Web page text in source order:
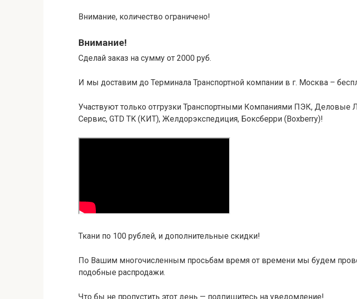
Внимание, количество ограничено!
Внимание!
Сделай заказ на сумму от 2000 руб.
И мы доставим до Терминала Транспортной компании в г. Москва –
Участвуют только отгрузки Транспортными Компаниями ПЭК, Деловые
Сервис, GTD TK (КИТ), Желдорэкспедиция, Боксберри (Boxberry)!
Ткани по 100 рублей, и дополнительные скидки!
По Вашим многочисленным просьбам время от времени мы будем
подобные распродажи.
Что бы не пропустить этот день — подпишитесь на уведомление!